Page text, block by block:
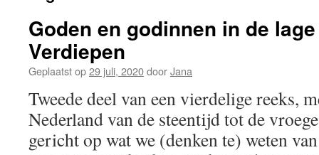
Goden en godinnen in de
Verdiepen
Geplaatst op29 juli, 2020doorJana
Tweede deel van een vierdelige reeks,
Nederland van de steentijd tot de
gericht op wat we (denken te) weten